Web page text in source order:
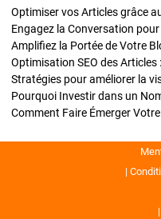
Optimiser vos Articles grâce
Engagez la Conversation
Amplifiez la Portée de Votre